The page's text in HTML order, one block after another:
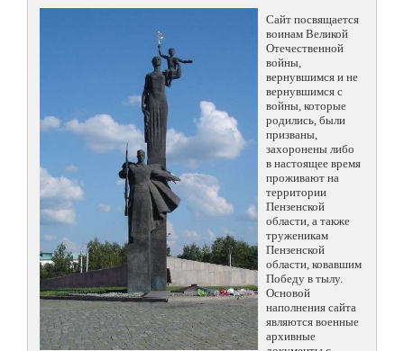
Сайт посвящается
воинам Великой
Отечественной
войны,
вернувшимся и не
вернувшимся с
войны, которые
родились, были
призваны,
захоронены либо
в настоящее время
проживают на
территории
Пензенской
области, а также
труженикам
Пензенской
области, ковавшим
Победу в тылу.
Основой
наполнения сайта
являются военные
архивные